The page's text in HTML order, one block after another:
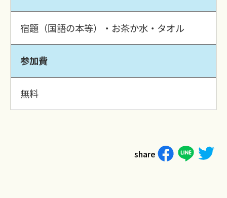
宿題（国語の本等）・お茶か水・タオル
参加費
無料
share